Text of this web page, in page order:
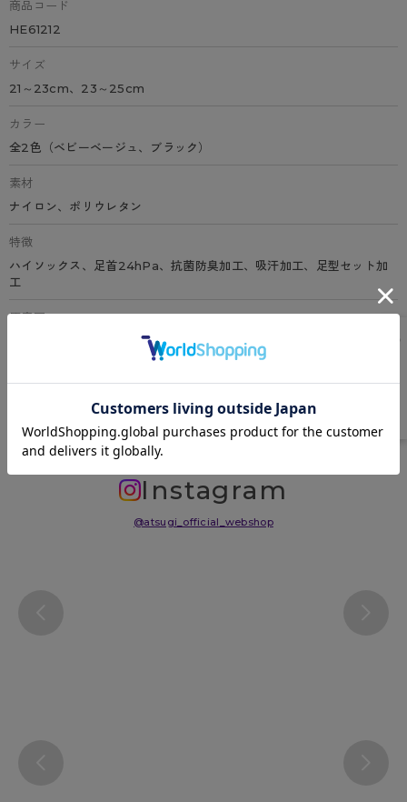
商品コード
HE61212
サイズ
21～23cm、23～25cm
カラー
全2色（ベビーベージュ、ブラック）
素材
ナイロン、ポリウレタン
特徴
ハイソックス、足首24hPa、抗菌防臭加工、吸汗加工、足型セット加
工
原産国
洗濯表示について よくある質問(FAQ)
Instagram
@atsugi_official_webshop